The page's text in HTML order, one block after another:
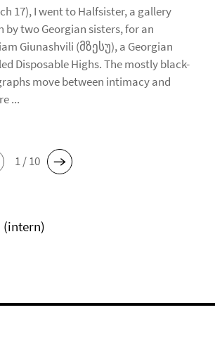
17), I went to Halfsister, a gallery
by two Georgian sisters, for an
Giunashvili (მზესუ), a Georgian
Disposable Highs. The mostly black-
move between intimacy and
...
1 / 10
(intern)